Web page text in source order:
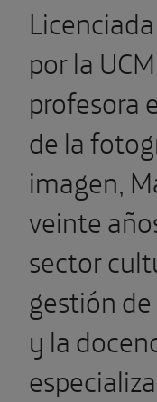
por la
profesora
de la
imagen,
veinte
sector
gestión
y la